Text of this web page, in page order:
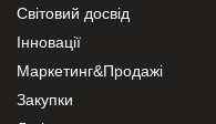
Світовий досвід
Інновації
Маркетинг&Продажі
Закупки